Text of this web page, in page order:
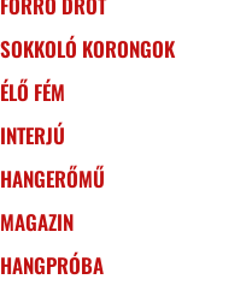
SOKKOLÓ KORONGOK
ÉLŐ FÉM
INTERJÚ
HANGERŐMŰ
MAGAZIN
HANGPRÓBA